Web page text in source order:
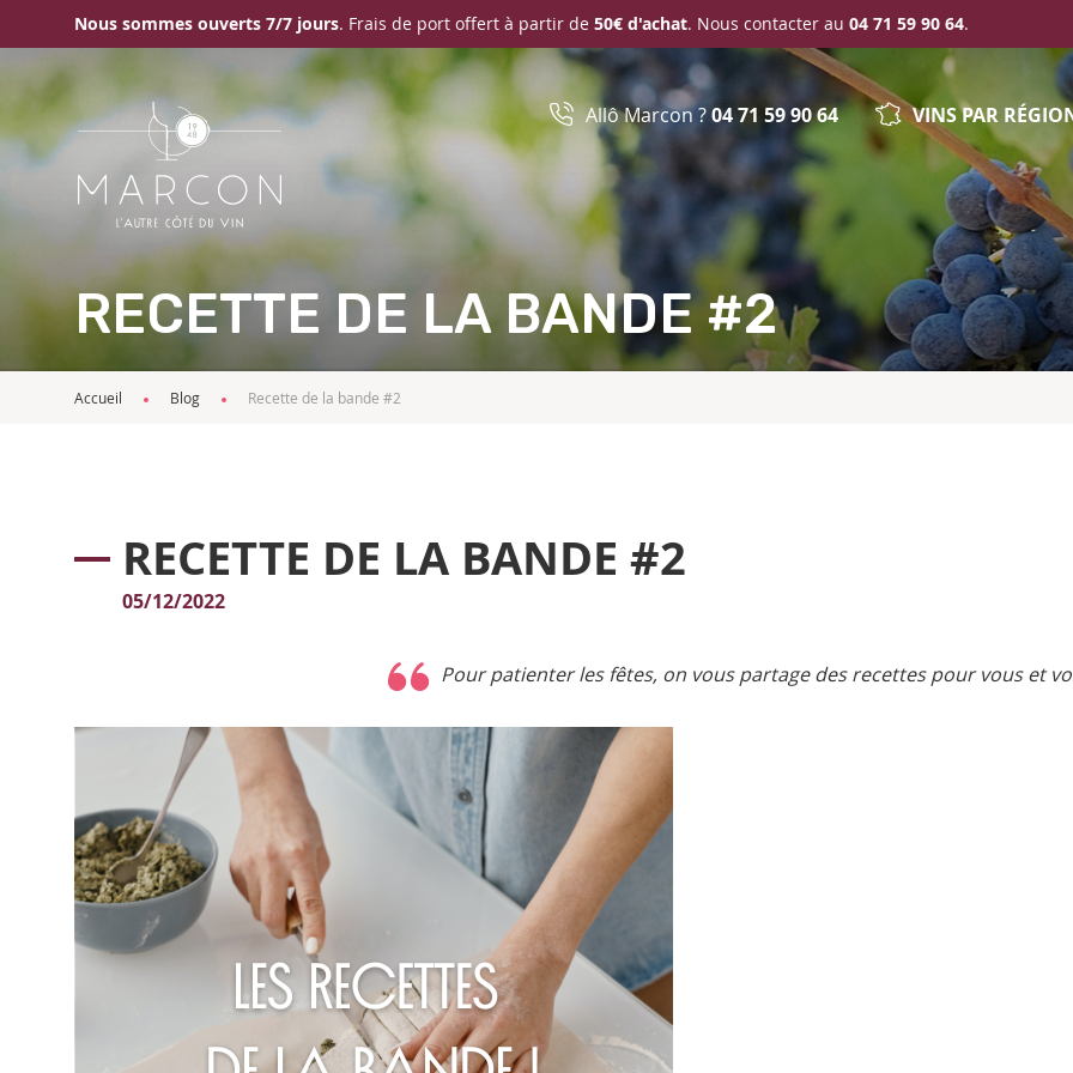
Nous sommes ouverts 7/7 jours. Frais de port offert à partir de 50€ d'achat. Nous contacter au 04 71 59 90 64.
Allô Marcon ?04 71 59 90 64 VINS PAR
RECETTE DE LA BANDE #2
Accueil Blog Recette de la bande #2
RECETTE DE LA BANDE #2
05/12/2022
Pour patienter les fêtes, on vous partage des recettes pour vous et